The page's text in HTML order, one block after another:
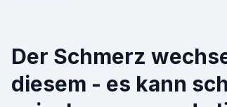
Der Schmerz
diesem - es kann